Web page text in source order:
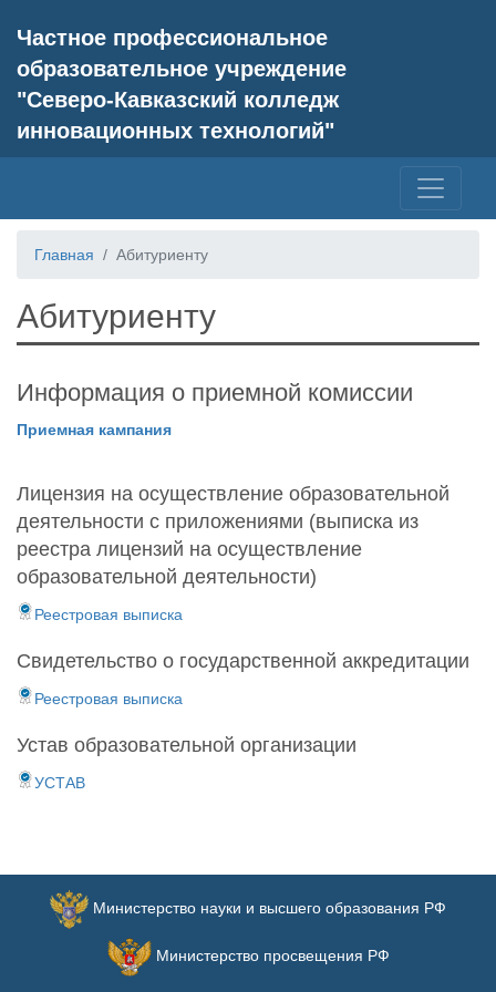
Частное профессиональное
образовательное учреждение
"Северо-Кавказский колледж
инновационных технологий"
Главная Абитуриенту
Абитуриенту
Информация о приемной комиссии
Приемная кампания
Лицензия на осуществление образовательной
деятельности с приложениями (выписка из
реестра лицензий на осуществление
образовательной деятельности)
Реестровая выписка
Свидетельство о государственной аккредитации
Реестровая выписка
Устав образовательной организации
УСТАВ
Министерство науки и высшего образования РФ
Министерство просвещения РФ